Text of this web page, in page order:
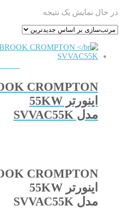
در حال نمایش یک نتیجه
CROMPTON
اینورتر 55KW
مدل SVVAC55K
CROMPTON
اینورتر 55KW
مدل SVVAC55K